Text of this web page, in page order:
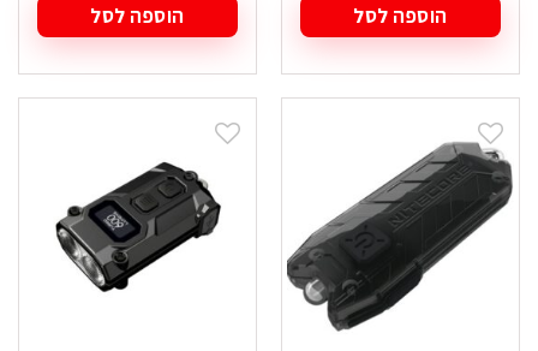
הוספה לסל הוספה לסל